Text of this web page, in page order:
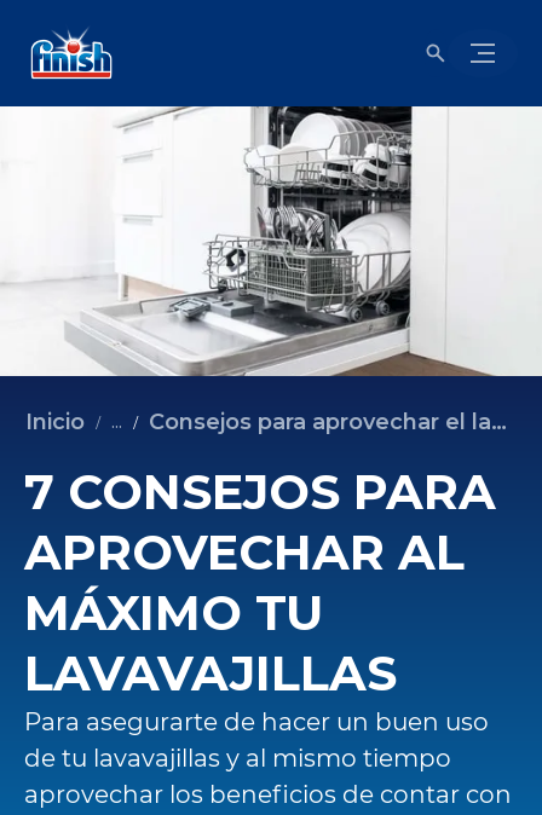
Inicio ... Consejos para aprovechar el lavavajillas
7 CONSEJOS PARA
APROVECHAR AL
MÁXIMO TU
LAVAVAJILLAS
Para asegurarte de hacer un buen uso
de tu lavavajillas y al mismo tiempo
aprovechar los beneficios de contar con